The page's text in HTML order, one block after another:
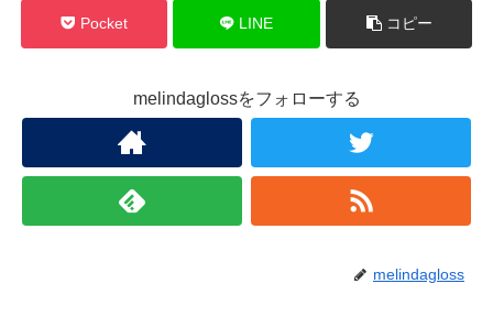
Pocket LINE コピー
melindaglossをフォローする
melindagloss